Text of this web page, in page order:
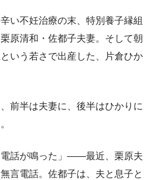
い不妊治療の末、特別養子縁組
原清和・佐都子夫妻。そして朝
いう若さで出産した、片倉ひか
前半は夫妻に、後半はひかりに
話が鳴った」――最近、栗原夫
言電話。佐都子は、夫と息子と